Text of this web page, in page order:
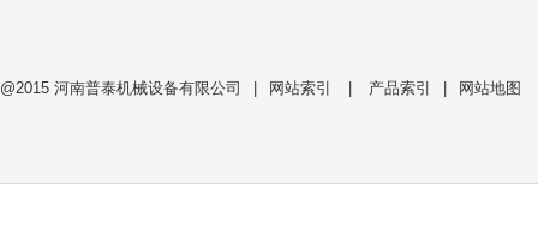
@2015 河南普泰机械设备有限公司 网站索引 产品索引 网站地图